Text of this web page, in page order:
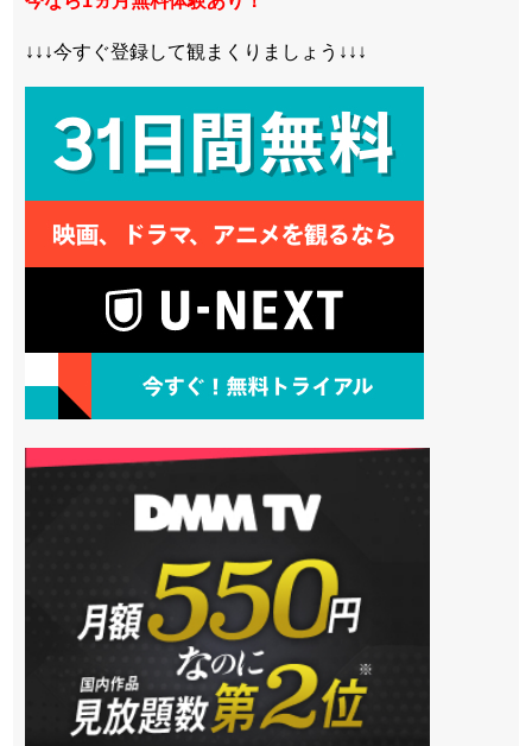
↓↓↓今すぐ登録して観まくりましょう↓↓↓